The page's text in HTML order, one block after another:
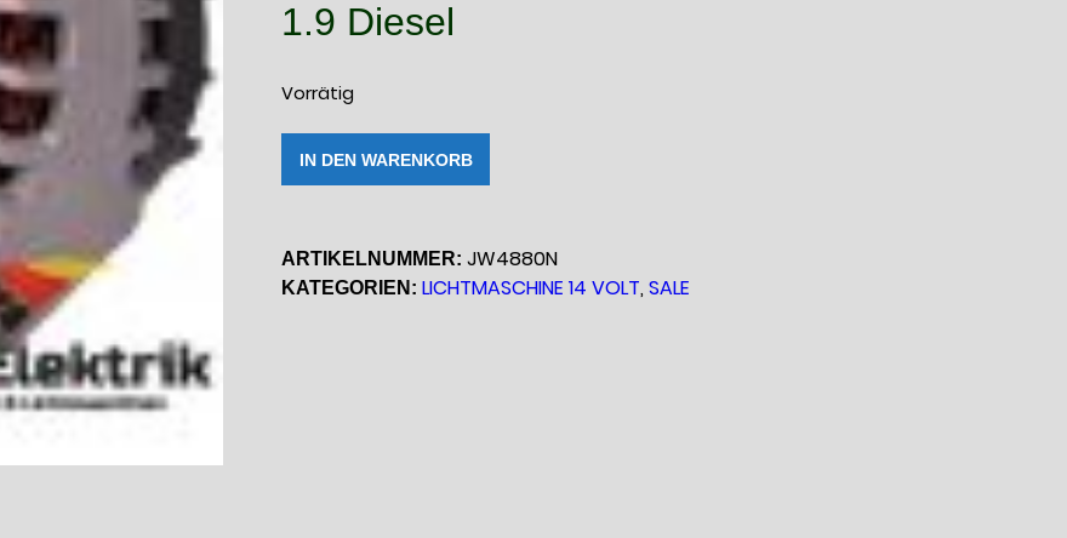
1.9 Diesel
Vorrätig
Eco-
14V
/
IN DEN WARENKORB
ARTIKELNUMMER: JW4880N
KATEGORIEN: LICHTMASCHINE 14 VOLT, SALE